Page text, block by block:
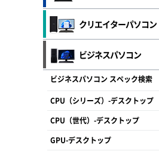
クリエイターパソコン
ビジネスパソコン
ビジネスパソコン スペック検索
CPU（シリーズ）-デスクトップ
CPU（世代）-デスクトップ
GPU-デスクトップ